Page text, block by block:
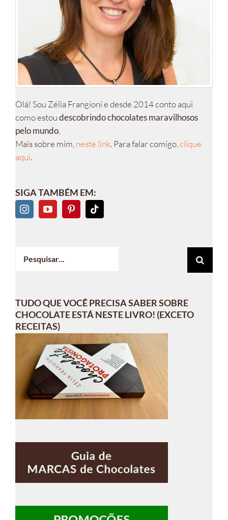
Olá! Sou Zélia Frangioni e desde 2014 conto aqui
como estoudescobrindo chocolates maravilhosos
pelo mundo.
Mais sobre mim, neste link. Para falar comigo, clique
aqui.
SIGA TAMBÉM EM:
resultados
TUDO QUE VOCÊ PRECISA SABER SOBRE
CHOCOLATE ESTÁ NESTE LIVRO! (EXCETO
RECEITAS)